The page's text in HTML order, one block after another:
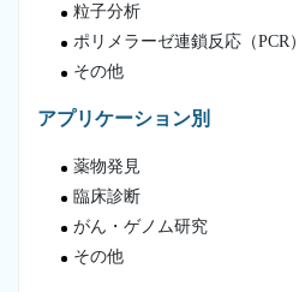
粒子分析
ポリメラーゼ連鎖反応（PCR）
その他
アプリケーション別
薬物発見
臨床診断
がん・ゲノム研究
その他